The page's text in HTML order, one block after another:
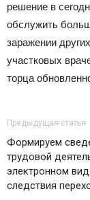
решение в
обслужить
заражении
участковых
торца
Предыдущая статья
Формируем
трудовой
электронном
следствия